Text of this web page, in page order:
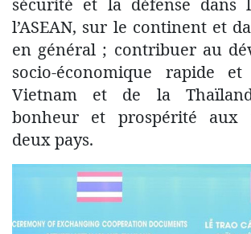
sécurité et la défense dans
l’ASEAN, sur le continent et
en général ; contribuer au
socio-économique rapide
Vietnam et de la
bonheur et prospérité aux
deux pays.